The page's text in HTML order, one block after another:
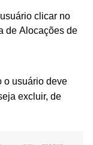
clicar no
de Alocações de
o usuário deve
excluir, de